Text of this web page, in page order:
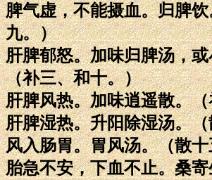
脾气虚，不能摄血。归脾
九。）
肝脾郁怒。加味归脾汤，
（补三、和十。）
肝脾风热。加味逍遥散。
肝脾湿热。升阳除湿汤。
风入肠胃。胃风汤。（散
胎急不安，下血不止。桑